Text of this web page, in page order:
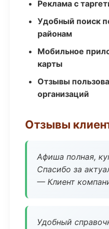
Реклама с
Удобный поиск
районам
Мобильное
карты
Отзывы
организаций
Отзывы
Афиша полная,
Спасибо за
— Клиент
Удобный